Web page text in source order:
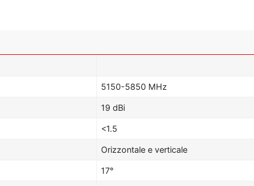
5150-5850 MHz
19 dBi
<1.5
Orizzontale e verticale
17°